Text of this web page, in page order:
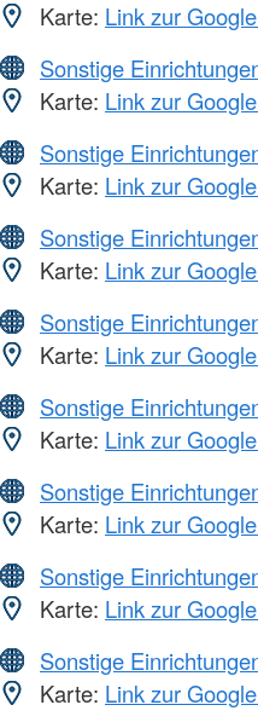
Karte: Link zur
Sonstige
Karte: Link zur
Sonstige
Karte: Link zur
Sonstige
Karte: Link zur
Sonstige
Karte: Link zur
Sonstige
Karte: Link zur
Sonstige
Karte: Link zur
Sonstige
Karte: Link zur
Sonstige
Karte: Link zur